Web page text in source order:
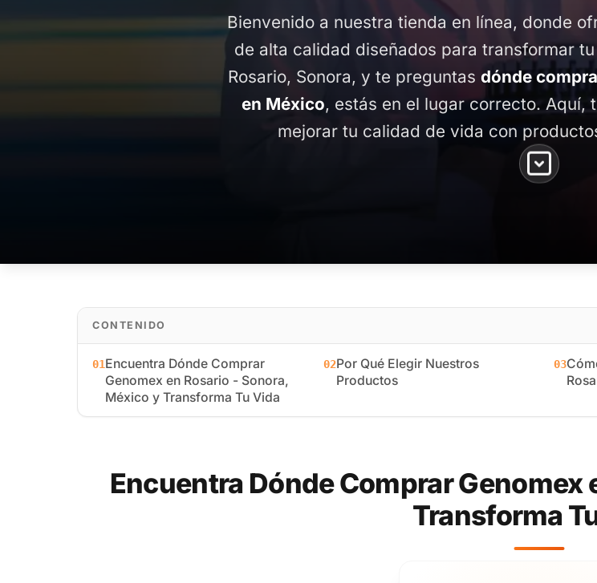
Bienvenido a nuestra tienda en línea, donde
de alta calidad diseñados para transformar
Rosario, Sonora, y te preguntas dónde
en México, estás en el lugar correcto. Aquí,
mejorar tu calidad de vida con
CONTENIDO
01Encuentra Dónde Comprar
Genomex en Rosario - Sonora,
México y Transforma Tu Vida
02Por Qué Elegir Nuestros
Productos
03
Encuentra Dónde Comprar Genomex
Transforma